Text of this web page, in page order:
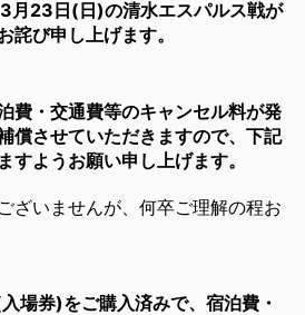
月23日(日)の清水エスパルス戦が
び申し上げます。
費・交通費等のキャンセル料が発
償させていただきますので、下記
ようお願い申し上げます。
ざいませんが、何卒ご理解の程お
場券)をご購入済みで、宿泊費・